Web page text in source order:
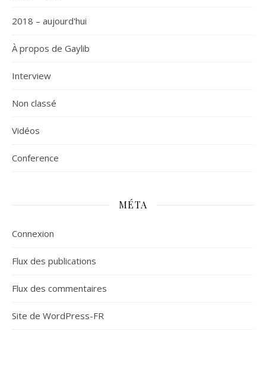
2018 – aujourd'hui
À propos de Gaylib
Interview
Non classé
Vidéos
Сonference
MÉTA
Connexion
Flux des publications
Flux des commentaires
Site de WordPress-FR